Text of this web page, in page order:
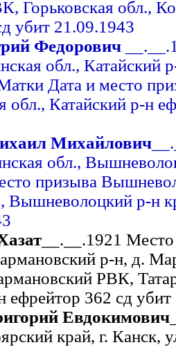
Горьковская обл.,
убит 21.09.1943
Федорович
обл., Катайский
Дата и место
обл., Катайский р-н
Михайлович
обл.,
призыва
Вышневолоцкий р-н
__.__.1921
р-н, д.
РВК,
ефрейтор 362 сд
Евдокимович
край, г. Канск,